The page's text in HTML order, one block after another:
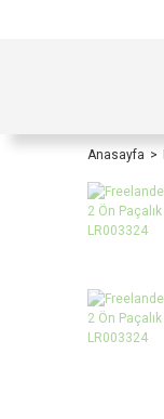
Anasayfa